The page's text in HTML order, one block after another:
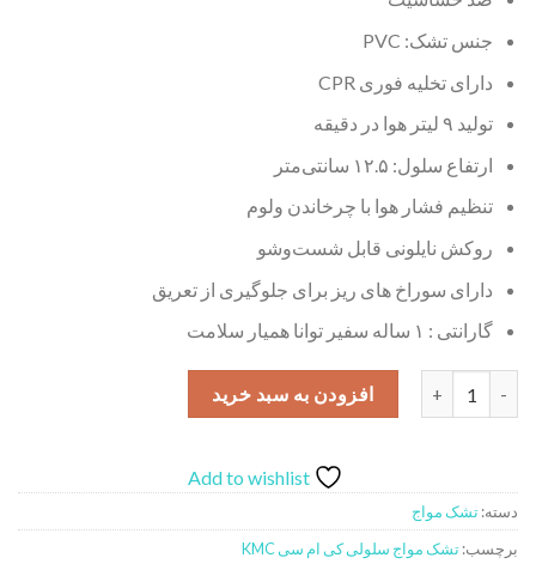
جنس تشک: PVC
دارای تخلیه فوری CPR
تولید ۹ لیتر هوا در دقیقه
ارتفاع سلول: ۱۲.۵ سانتی‌متر
تنظیم فشار هوا با چرخاندن ولوم
روکش نایلونی قابل شست‌وشو
دارای سوراخ های ریز برای جلوگیری از تعریق
گارانتی : ۱ ساله سفیر توانا همیار سلامت
تشک مواج سلولی کی ام سی KMC عددافزودن به سبد خرید
Add to wishlist
دسته:تشک مواج
برچسب:تشک مواج سلولی کی ام سی KMC